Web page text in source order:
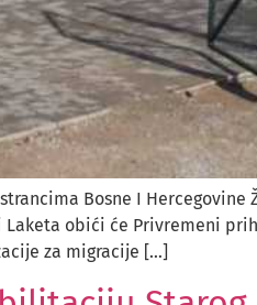
Bosne I Hercegovine
obići će Privremeni
za migracije […]